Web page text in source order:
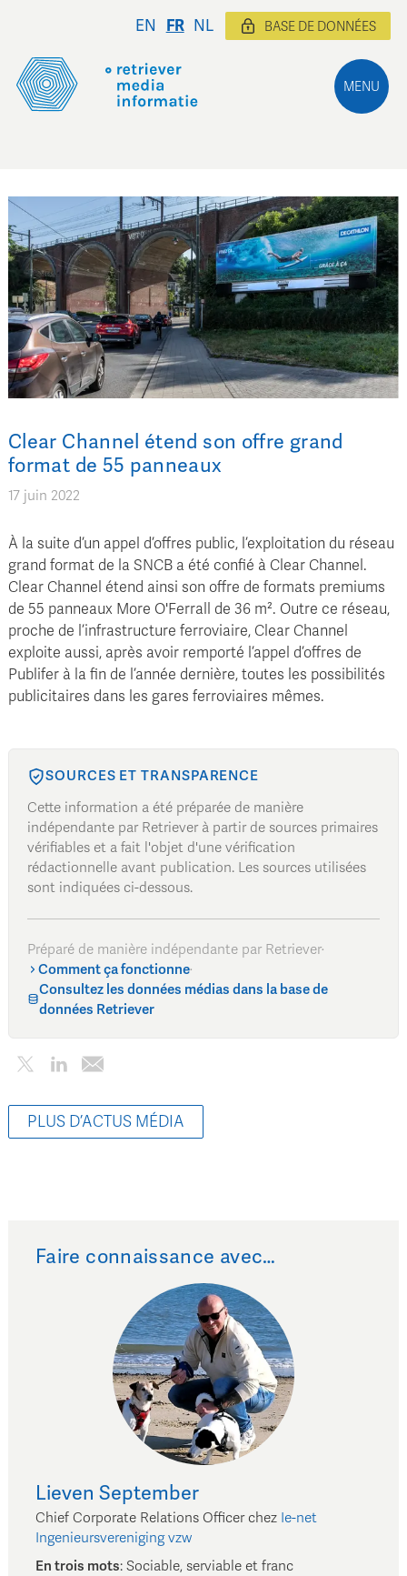
MENU
EN FR NL BASE DE DONNÉES
Clear Channel étend son offre grand
format de 55 panneaux
17 juin 2022
À la suite d’un appel d’offres public, l’exploitation du réseau
grand format de la SNCB a été confié à Clear Channel.
Clear Channel étend ainsi son offre de formats premiums
de 55 panneaux More O'Ferrall de 36 m². Outre ce réseau,
proche de l’infrastructure ferroviaire, Clear Channel
exploite aussi, après avoir remporté l’appel d’offres de
Publifer à la fin de l’année dernière, toutes les possibilités
publicitaires dans les gares ferroviaires mêmes.
SOURCES ET TRANSPARENCE
Cette information a été préparée de manière
indépendante par Retriever à partir de sources primaires
vérifiables et a fait l'objet d'une vérification
rédactionnelle avant publication. Les sources utilisées
sont indiquées ci-dessous.
Préparé de manière indépendante par Retriever·
Comment ça fonctionne·
Consultez les données médias dans la base de
données Retriever
PLUS D’ACTUS MÉDIA
Faire connaissance avec…
Lieven September
Chief Corporate Relations Officer chez Ie-net
Ingenieursvereniging vzw
En trois mots: Sociable, serviable et franc